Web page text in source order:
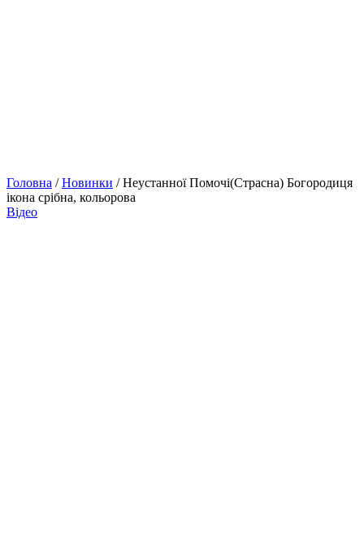
Головна /Новинки / Неустанної Помочі(Страсна) Богородиця
ікона срібна, кольорова
Відео